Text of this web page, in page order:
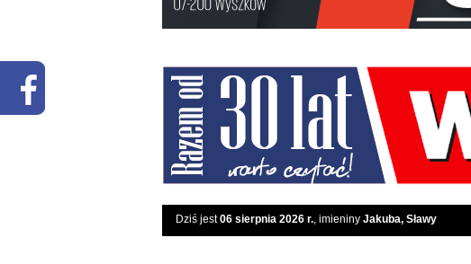
Dziś jest06 sierpnia 2026 r., imieniny Jakuba, Sławy